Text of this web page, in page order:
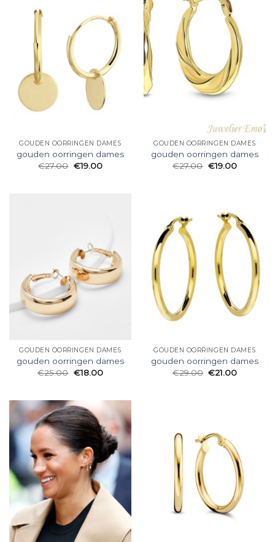
GOUDEN OORRINGEN DAMES
gouden oorringen dames
€27.00 €19.00
GOUDEN OORRINGEN DAMES
gouden oorringen dames
€27.00 €19.00
GOUDEN OORRINGEN DAMES
gouden oorringen dames
€25.00 €18.00
GOUDEN OORRINGEN DAMES
gouden oorringen dames
€29.00 €21.00